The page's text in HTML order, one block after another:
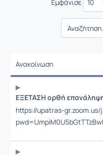
Εμφάνισε
Ανακοίνωση
ΕΞΕΤΑΣΗ ορθή
https://upatras-